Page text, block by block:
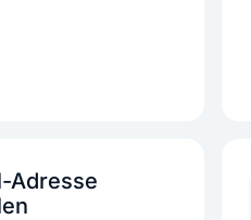
Adresse